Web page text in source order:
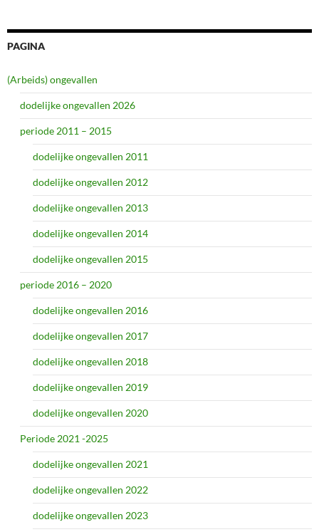
PAGINA
(Arbeids) ongevallen
dodelijke ongevallen 2026
periode 2011 – 2015
dodelijke ongevallen 2011
dodelijke ongevallen 2012
dodelijke ongevallen 2013
dodelijke ongevallen 2014
dodelijke ongevallen 2015
periode 2016 – 2020
dodelijke ongevallen 2016
dodelijke ongevallen 2017
dodelijke ongevallen 2018
dodelijke ongevallen 2019
dodelijke ongevallen 2020
Periode 2021 -2025
dodelijke ongevallen 2021
dodelijke ongevallen 2022
dodelijke ongevallen 2023